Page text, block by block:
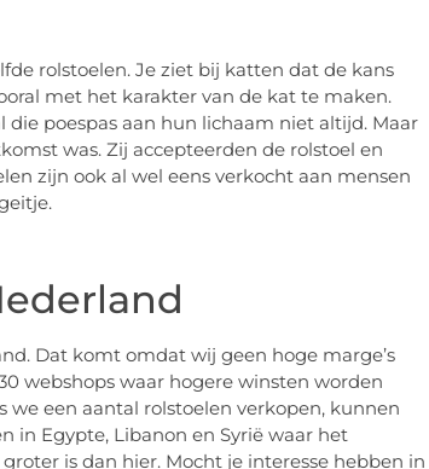
rolstoelen. Je ziet bij katten dat de kans
met het karakter van de kat te maken.
poespas aan hun lichaam niet altijd. Maar
was. Zij accepteerden de rolstoel en
zijn ook al wel eens verkocht aan mensen
Dat komt omdat wij geen hoge marge’s
webshops waar hogere winsten worden
een aantal rolstoelen verkopen, kunnen
in Egypte, Libanon en Syrië waar het
is dan hier. Mocht je interesse hebben in